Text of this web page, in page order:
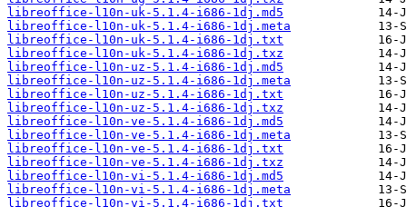
libreoffice-l10n-uk-5.1.4-i686-1dj.md5
libreoffice-l10n-uk-5.1.4-i686-1dj.meta
libreoffice-l10n-uk-5.1.4-i686-1dj.txt
libreoffice-l10n-uk-5.1.4-i686-1dj.txz
libreoffice-l10n-uz-5.1.4-i686-1dj.md5
libreoffice-l10n-uz-5.1.4-i686-1dj.meta
libreoffice-l10n-uz-5.1.4-i686-1dj.txt
libreoffice-l10n-uz-5.1.4-i686-1dj.txz
libreoffice-l10n-ve-5.1.4-i686-1dj.md5
libreoffice-l10n-ve-5.1.4-i686-1dj.meta
libreoffice-l10n-ve-5.1.4-i686-1dj.txt
libreoffice-l10n-ve-5.1.4-i686-1dj.txz
libreoffice-l10n-vi-5.1.4-i686-1dj.md5
libreoffice-l10n-vi-5.1.4-i686-1dj.meta
libreoffice-l10n-vi-5.1.4-i686-1dj.txt